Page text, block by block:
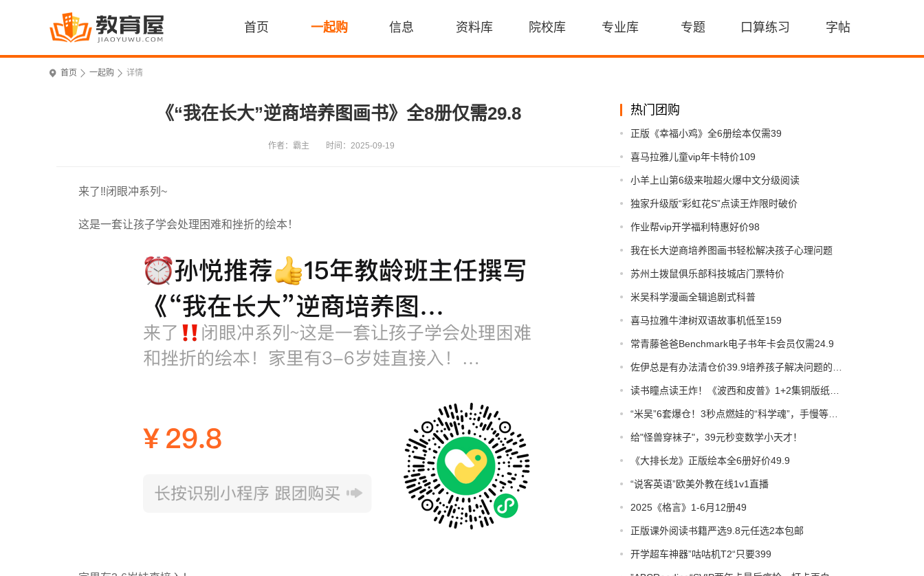
首页 一起购 信息 资料库 院校库 专业库 专题 口算练习 字帖
首页 一起购 详情
热门团购
正版《幸福小鸡》全6册绘本仅需39
喜马拉雅儿童vip年卡特价109
小羊上山第6级来啦超火爆中文分级阅读
独家升级版“彩虹花S”点读王炸限时破价
作业帮vip开学福利特惠好价98
我在长大逆商培养图画书轻松解决孩子心理问题
苏州土拨鼠俱乐部科技城店门票特价
米吴科学漫画全辑追剧式科普
喜马拉雅牛津树双语故事机低至159
常青藤爸爸Benchmark电子书年卡会员仅需24.9
给"怪兽穿袜子"，39元秒变数学小天才！
《大排长龙》正版绘本全6册好价49.9
“说客英语”欧美外教在线1v1直播
2025《格言》1-6月12册49
正版课外阅读书籍严选9.8元任选2本包邮
开学超车神器”咕咕机T2“只要399
《“我在长大”逆商培养图画书》全8册仅需29.8
作者：霸主 时间：2025-09-19
来了‼️闭眼冲系列~
这是一套让孩子学会处理困难和挫折的绘本！